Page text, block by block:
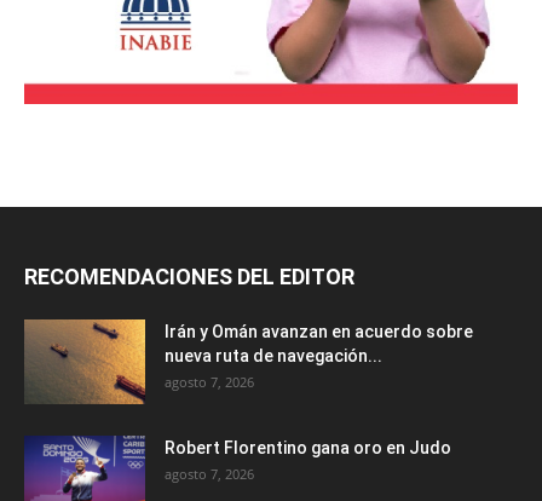
RECOMENDACIONES DEL EDITOR
Irán y Omán avanzan en acuerdo sobre
nueva ruta de navegación...
agosto 7, 2026
Robert Florentino gana oro en Judo
agosto 7, 2026